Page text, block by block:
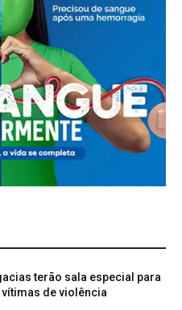
terão sala especial para
de violência